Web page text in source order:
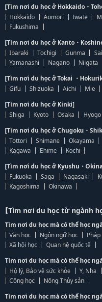
[Tìm nơi du học ở Hokkaido・
Hokkaido
Aomori Iwate
Fukushima
[Tìm nơi du học ở Kanto・
Ibaraki
Tochigi Gunma
Yamanashi
Nagano
Niigata
[Tìm nơi du học ở Tokai ・
Gifu
Shizuoka Aichi Mie
[Tìm nơi du học ở Kinki]
Shiga
Kyoto Osaka Hyogo
[Tìm nơi du học ở Chugoku・
Tottori
Shimane Okayama
Kagawa
Ehime
Kochi
[Tìm nơi du học ở Kyushu・
Fukuoka
Saga Nagasaki
Kagoshima
Okinawa
【Tìm nơi du học từ ngành
Tìm nơi du học mà có thể học
Văn học
Ngôn ngữ học
Xã hội học
Quan hệ quốc tế
Tìm nơi du học mà có thể học
Hộ lý, Bảo vệ sức khỏe
Y, Nha
Công học
Nông Thủy sản
Tìm nơi du học mà có thể học